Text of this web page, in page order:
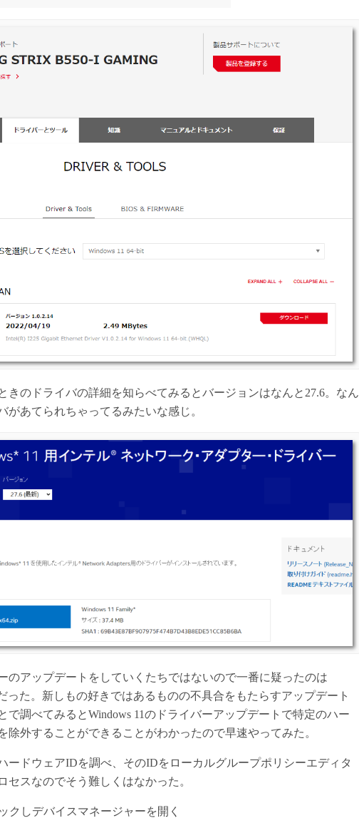
きのドライバの詳細を知らべてみるとバージョンはなんと27.6。なん
があてられちゃってるみたいな感じ。
のアップデートをしていくたちではないので一番に疑ったのは
った。新しもの好きではあるものの不具合をもたらすアップデート
で調べてみるとWindows 11のドライバーアップデートで特定のハー
除外することができることがわかったので早速やってみた。
ードウェアIDを調べ、そのIDをローカルグループポリシーエディタ
セスなのでそう難しくはなかった。
クしデバイスマネージャーを開く